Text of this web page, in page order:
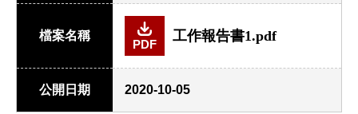
檔案名稱
PDF
工作報告書1.pdf
公開日期 2020-10-05